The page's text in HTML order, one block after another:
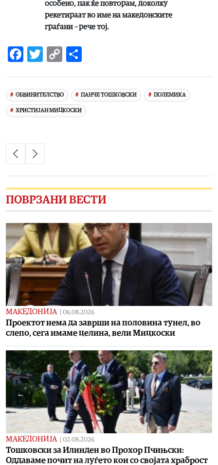
особено, пак ќе повторам, доколку
рекетираат во име на македонските
граѓани – рече тој.
Facebook
Twitter
Copy
ОБВИНИТЕЛСТВО ПАНЧЕ ТОШКОВСКИ ПОЛЕМИКА
ХРИСТИЈАН МИЦКОСКИ
ПОВРЗАНИ ВЕСТИ
МАКЕДОНИЈА | 06.08.2026
Проектот нема да заврши на половина тунел, во
слепо, сега имаме целина, вели Мицкоски
МАКЕДОНИЈА | 02.08.2026
Toшковски за Илинден во Прохор Пчињски:
Oддаваме почит на луѓето кои со својата храброст